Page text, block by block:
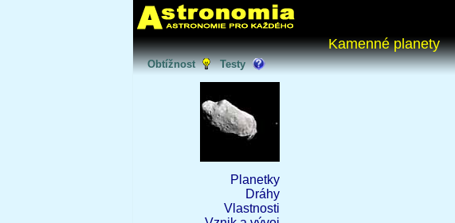
Kamenné planety
Obtížnost Testy
Planetky
Dráhy
Vlastnosti